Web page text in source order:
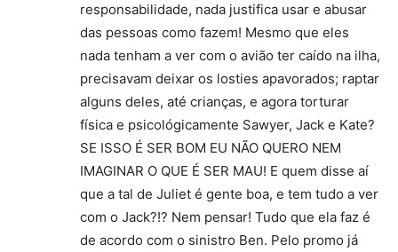
responsabilidade, nada justifica usar e abusar
das pessoas como fazem! Mesmo que eles
nada tenham a ver com o avião ter caído na ilha,
precisavam deixar os losties apavorados; raptar
alguns deles, até crianças, e agora torturar
física e psicológicamente Sawyer, Jack e Kate?
SE ISSO É SER BOM EU NÃO QUERO NEM
IMAGINAR O QUE É SER MAU! E quem disse aí
que a tal de Juliet é gente boa, e tem tudo a ver
com o Jack?!? Nem pensar! Tudo que ela faz é
de acordo com o sinistro Ben. Pelo promo já